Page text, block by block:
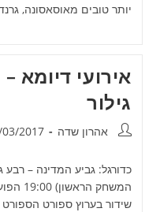
יותר טובים מאוסאסונה,
גילור
מחבר:אהרון שדה פורסם:
2017
כדורגל: גביע המדינה – רבע